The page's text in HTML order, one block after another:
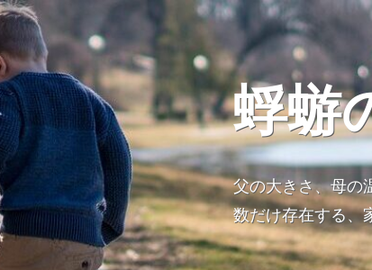
蜉蝣
父の大きさ、母の
数だけ存在する、